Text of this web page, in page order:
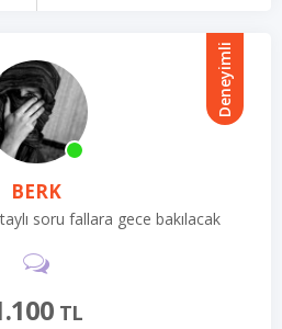
Deneyimli
BERK
soru fallara gece bakılacak
TL